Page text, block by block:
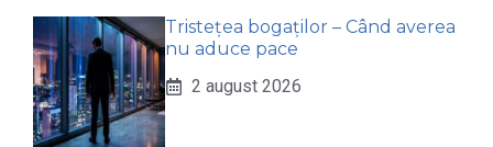
Tristețea bogaților – Când averea
nu aduce pace
2 august 2026